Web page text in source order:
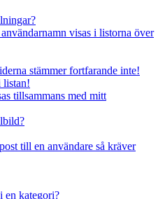
visas i listorna över
stämmer fortfarande inte!
listan!
tillsammans med mitt
till en användare så kräver
en kategori?